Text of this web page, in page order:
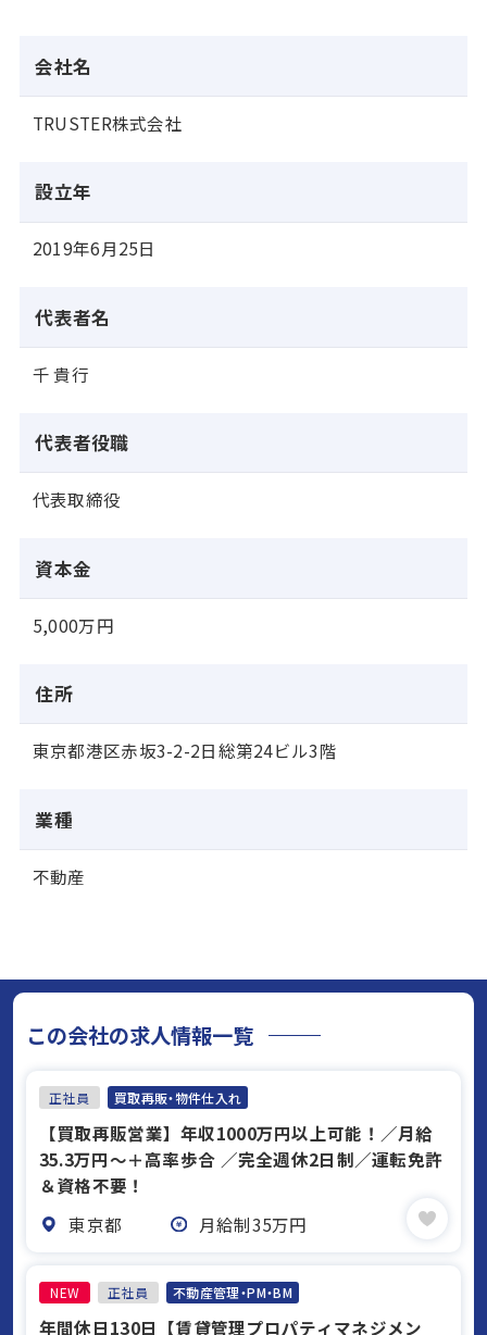
会社名
TRUSTER株式会社
設立年
2019年6月25日
代表者名
千 貴行
代表者役職
代表取締役
資本金
5,000万円
住所
東京都港区赤坂3-2-2日総第24ビル3階
業種
不動産
この会社の求人情報一覧
正社員 買取再販・物件仕入れ
【買取再販営業】年収1000万円以上可能！／月給
35.3万円〜＋高率歩合 ／完全週休2日制／運転免許
＆資格不要！
東京都
月給制35万円
NEW 正社員 不動産管理・PM・BM
年間休日130日【賃貸管理プロパティマネジメン